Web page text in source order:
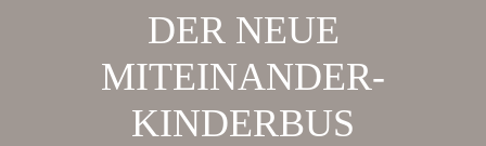
DER NEUE
MITEINANDER-
KINDERBUS